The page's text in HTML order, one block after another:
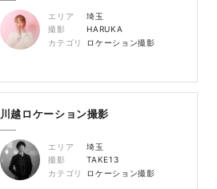
エリア
埼玉
撮影
HARUKA
カテゴリ
ロケーション撮影
川越ロケーション撮影
エリア
埼玉
撮影
TAKE13
カテゴリ
ロケーション撮影